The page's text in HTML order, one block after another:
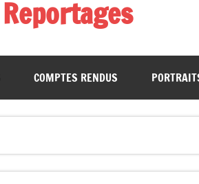
Reportages
COMPTES RENDUS